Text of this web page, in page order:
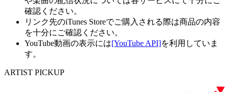
確認ください。
リンク先のiTunes Storeでご購入される際は商品の内容
を十分にご確認ください。
YouTube動画の表示には[YouTube API]を利用していま
す。
ARTIST PICKUP